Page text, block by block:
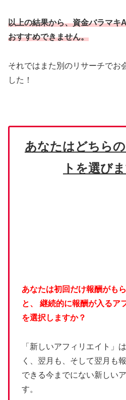
以上の結果から、資金バラマキ
おすすめできません。
それではまた別のリサーチでお
した！
あなたはどちら
トを選び
あなたは初回だけ報酬がも
と、
継続的に報酬が入るア
を選択しますか？
「新しいアフィリエイト」
く、翌月も、そして翌月も
できる今までにない新しい
す。